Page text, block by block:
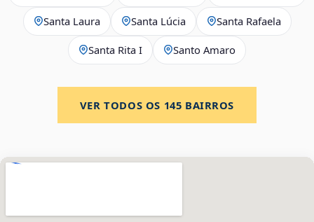
Santa Laura Santa Lúcia Santa Rafaela
Santa Rita I Santo Amaro
VER TODOS OS 145 BAIRROS